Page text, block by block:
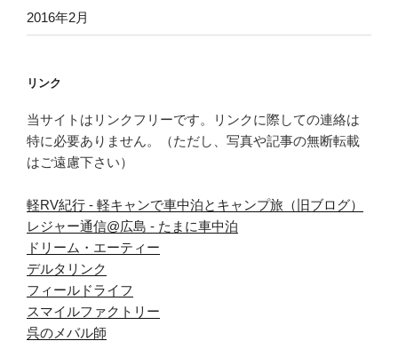
2016年2月
リンク
当サイトはリンクフリーです。リンクに際しての連絡は
特に必要ありません。（ただし、写真や記事の無断転載
はご遠慮下さい）
軽RV紀行 - 軽キャンで車中泊とキャンプ旅（旧ブログ）
レジャー通信@広島 - たまに車中泊
ドリーム・エーティー
デルタリンク
フィールドライフ
スマイルファクトリー
呉のメバル師